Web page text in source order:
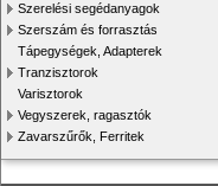
Szerelési segédanyagok
Szerszám és forrasztás
Tápegységek, Adapterek
Tranzisztorok
Varisztorok
Vegyszerek, ragasztók
Zavarszűrők, Ferritek